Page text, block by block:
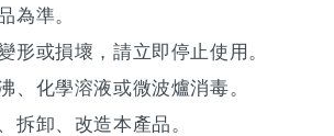
為準。
形或損壞，請立即停止使用。
、化學溶液或微波爐消毒。
拆卸、改造本產品。